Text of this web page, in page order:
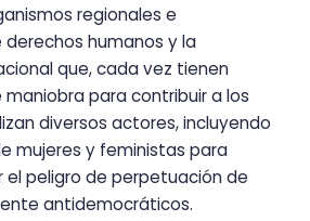
regionales e
humanos y la
que, cada vez tienen
para contribuir a los
diversos actores, incluyendo
mujeres y feministas para
peligro de perpetuación de
antidemocráticos.